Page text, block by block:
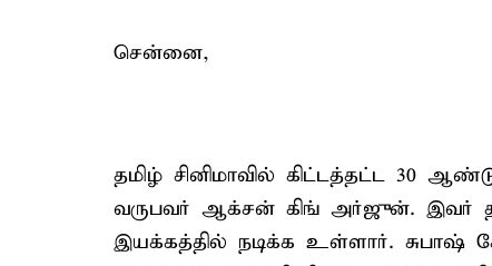
சென்னை,
தமிழ் சினிமாவில் கிட்டத்தட்ட 30
வருபவர் ஆக்சன் கிங் அர்ஜுன். இவர்
இயக்கத்தில் நடிக்க உள்ளார். சுபாஷ்